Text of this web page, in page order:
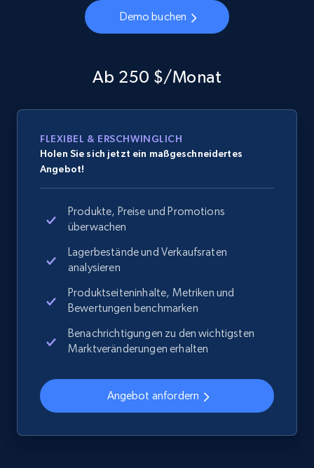
Demo buchen
Ab 250 $/Monat
FLEXIBEL & ERSCHWINGLICH
Holen Sie sich jetzt ein maßgeschneidertes
Angebot!
Produkte, Preise und Promotions
überwachen
Lagerbestände und Verkaufsraten
analysieren
Produktseiteninhalte, Metriken und
Bewertungen benchmarken
Benachrichtigungen zu den wichtigsten
Marktveränderungen erhalten
Angebot anfordern